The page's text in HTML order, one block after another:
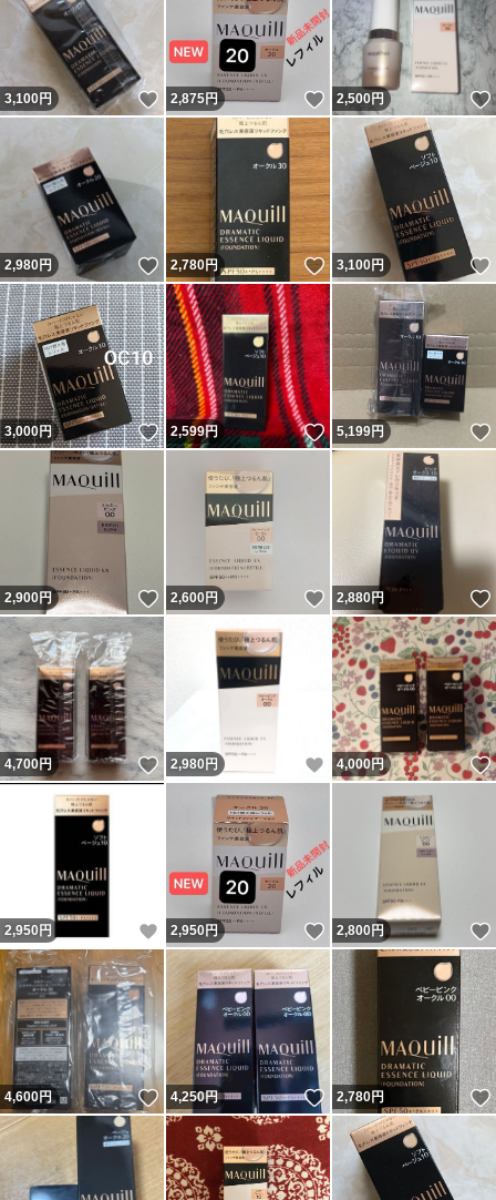
3,100円 いいね！
2,875円 いいね！
2,500円
2,980円 いいね！
2,780円 いいね！
3,100円
3,000円 いいね！
2,599円 いいね！
5,199円
2,900円 いいね！
2,600円 いいね！
2,880円
4,700円 いいね！
2,980 円 いいね！
4,000円
2,950 円 いいね！
2,950円 いいね！
2,800円
4,600円 いいね！
4,250円 いいね！
2,780円